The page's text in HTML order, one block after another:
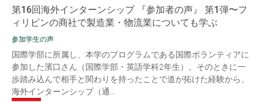
第16回海外インターンシップ 『参加者の声』 第1弾〜フ
ィリピンの商社で製造業・物流業についても学ぶ
参加学生の声
国際学部に所属し、本学のプログラムである国際ボランティアに
参加した濱口さん（国際学部・英語学科2年生）。そのときに一
歩踏み込んで相手と関わりを持ったことで道が拓けた経験から、
海外インターンシップ（通...